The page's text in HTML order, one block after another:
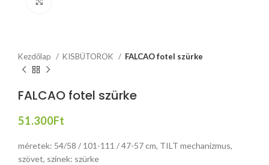
Kezdőlap KISBÚTOROK FALCAO fotel szürke
FALCAO fotel szürke
51.300Ft
méretek: 54/58 / 101-111 / 47-57 cm, TILT mechanizmus,
szövet, színek: szürke